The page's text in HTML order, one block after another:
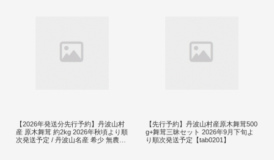
【2026年発送分先行予約】丹波山村
産 原木舞茸 約2kg 2026年秋頃より順
次発送予定 / 丹波山名産 希少 無農薬
【先行予約】丹波山村産原木舞茸500
g+舞茸三昧セット 2026年9月下旬よ
り順次発送予定【tab0201】